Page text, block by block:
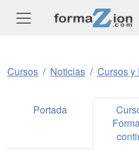
Cursos Noticias Cursos y
Portada